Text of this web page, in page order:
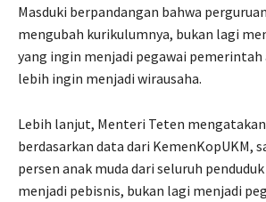
Masduki berpandangan bahwa
mengubah kurikulumnya, bukan lagi
yang ingin menjadi pegawai
lebih ingin menjadi wirausaha.
Lebih lanjut, Menteri Teten
berdasarkan data dari KemenKopUKM,
persen anak muda dari seluruh
menjadi pebisnis, bukan lagi menjadi